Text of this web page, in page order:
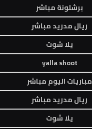
برشلونة مباشر
ريال مدريد مباشر
يلا شوت
yalla shoot
مباريات اليوم مباشر
ريال مدريد مباشر
يلا شوت